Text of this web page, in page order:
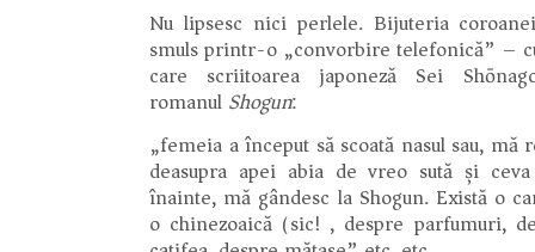
Nu lipsesc nici perlele. Bijuteria
smuls printr-o „convorbire telefonică” –
care scriitoarea japoneză Sei
romanul Shogun:
„femeia a început să scoată nasul sau, mă
deasupra apei abia de vreo sută și
înainte, mă gândesc la Shogun. Există o
o chinezoaică (sic!), despre parfumuri,